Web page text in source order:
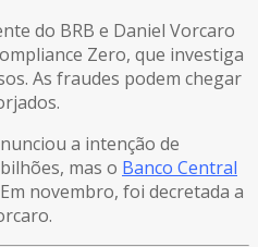
do BRB e Daniel Vorcaro
Zero, que investiga
As fraudes podem chegar
a intenção de
mas o Banco Central
novembro, foi decretada a